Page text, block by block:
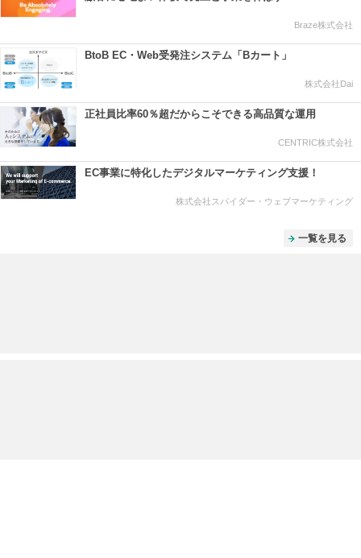
Braze株式会社
BtoB EC・Web受発注システム「Bカート」
株式会社Dai
正社員比率60％超だからこそできる高品質な運用
CENTRIC株式会社
EC事業に特化したデジタルマーケティング支援！
株式会社スパイダー・ウェブマーケティング
一覧を見る